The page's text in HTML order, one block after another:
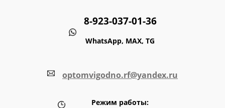
8-923-037-01-36
WhatsApp, MAX, TG
optomvigodno.rf@yandex.ru
Режим работы: